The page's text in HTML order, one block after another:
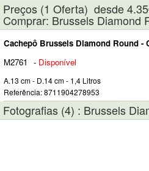
Preços (1 Oferta) desde
Comprar: Brussels Diamond
Cachepô Brussels Diamond Round -
M2761
- Disponível
A.13 cm - D.14 cm - 1,4 Litros
Referência: 8711904278953
Fotografias (4) : Brussels